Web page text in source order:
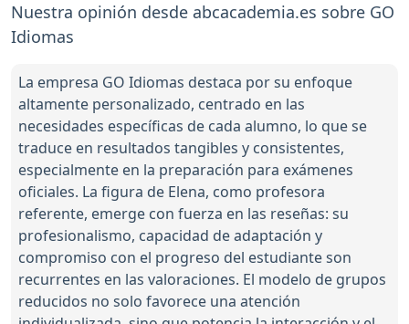
Nuestra opinión desde abcacademia.es sobre GO
Idiomas
La empresa GO Idiomas destaca por su enfoque
altamente personalizado, centrado en las
necesidades específicas de cada alumno, lo que se
traduce en resultados tangibles y consistentes,
especialmente en la preparación para exámenes
oficiales. La figura de Elena, como profesora
referente, emerge con fuerza en las reseñas: su
profesionalismo, capacidad de adaptación y
compromiso con el progreso del estudiante son
recurrentes en las valoraciones. El modelo de grupos
reducidos no solo favorece una atención